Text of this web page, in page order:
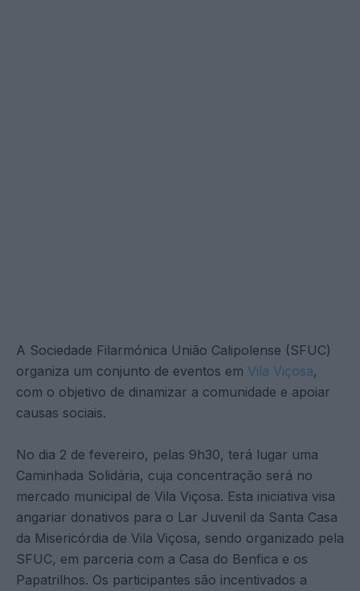
A Sociedade Filarmónica União Calipolense (SFUC)
organiza um conjunto de eventos em Vila Viçosa,
com o objetivo de dinamizar a comunidade e apoiar
causas sociais.
No dia 2 de fevereiro, pelas 9h30, terá lugar uma
Caminhada Solidária, cuja concentração será no
mercado municipal de Vila Viçosa. Esta iniciativa visa
angariar donativos para o Lar Juvenil da Santa Casa
da Misericórdia de Vila Viçosa, sendo organizado pela
SFUC, em parceria com a Casa do Benfica e os
Papatrilhos. Os participantes são incentivados a